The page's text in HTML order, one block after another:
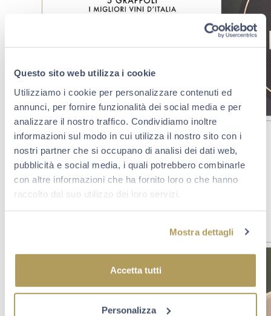
Questo sito web utilizza i cookie
Utilizziamo i cookie per personalizzare contenuti ed
annunci, per fornire funzionalità dei social media e per
analizzare il nostro traffico. Condividiamo inoltre
informazioni sul modo in cui utilizza il nostro sito con i
nostri partner che si occupano di analisi dei dati web,
pubblicità e social media, i quali potrebbero combinarle
con altre informazioni che ha fornito loro o che hanno
raccolto dal suo utilizzo dei loro servizi.
Mostra dettagli
Accetta tutti
Personalizza
Complessità ed eccezionale longevità hanno valso a
Palazzo Lana Extrême Riserva 2007ilBest Italian
Wine Award
, sancendone l’ingresso tra i migliori 50 vini
del nostro Paese. La giuria, capitanata dai creatori del
premio Luca Gardini e Andrea Grignaffini, ha selezionato
i top wine dopo una degustazione alla cieca condotta su